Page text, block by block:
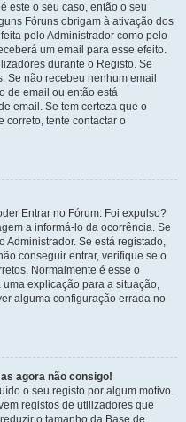
este o seu caso, então o seu
Fóruns obrigam à ativação dos
pelo Administrador como pelo
um email para esse efeito.
durante o Registo. Se
Se não recebeu nenhum email
de email ou então está
email. Se tem certeza que o
correto, tente contactar o
Entrar no Fórum. Foi expulso?
a informá-lo da ocorrência. Se
Administrador. Se está registado,
conseguir entrar, verifique se o
Normalmente é esse o
explicação para a situação,
alguma configuração errada no
agora não consigo!
o seu registo por algum motivo.
registos de utilizadores que
o tamanho da Base de